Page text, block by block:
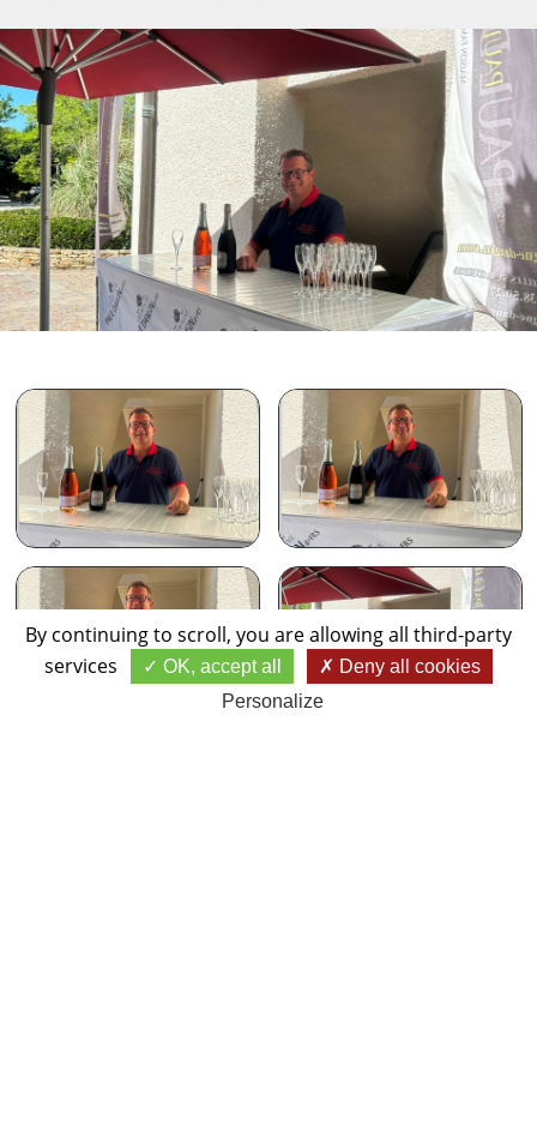
By continuing to scroll, you are allowing all third-party
services
OK, accept all
Deny all cookies
Personalize